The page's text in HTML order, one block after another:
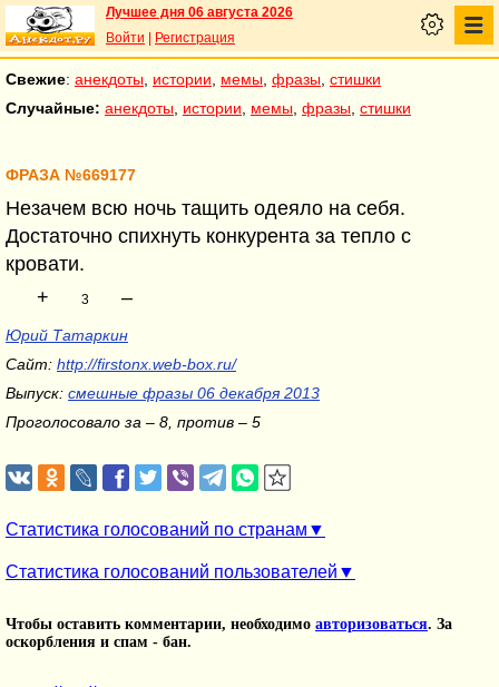
Лучшее дня 06 августа 2026
Войти
Регистрация
Свежие: анекдоты истории мемы фразы стишки
Случайные: анекдоты истории мемы фразы стишки
ФРАЗА №669177
Незачем всю ночь тащить одеяло на себя.
Достаточно спихнуть конкурента за тепло с
кровати.
+
3 –
Юрий Татаркин
Сайт: http://firstonx.web-box.ru/
Выпуск: смешные фразы 06 декабря 2013
Проголосовало за – 8, против – 5
Статистика голосований по странам
Статистика голосований пользователей
Чтобы оставить комментарии, необходимо авторизоваться. За
оскорбления и спам - бан.